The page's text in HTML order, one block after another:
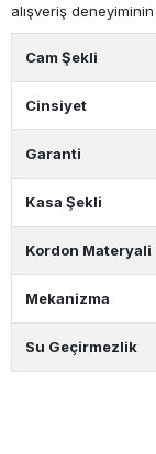
alışveriş
Cam Şekli
Cinsiyet
Garanti
Kasa Şekli
Kordon Materyali
Mekanizma
Su Geçirmezlik